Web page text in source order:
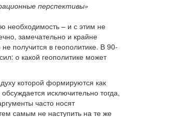
перспективы»
необходимость – и с этим не
замечательно и крайне
получится в геополитике. В 90-
о какой геополитике может
которой формируются как
исключительно тогда,
часто носят
самым не наступить на те же